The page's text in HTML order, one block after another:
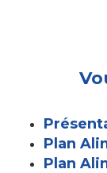
Plan
Plan